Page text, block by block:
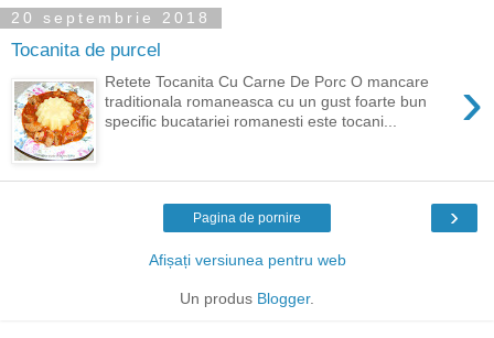
20 septembrie 2018
Tocanita de purcel
›
Retete Tocanita Cu Carne De Porc O mancare
traditionala romaneasca cu un gust foarte bun
specific bucatariei romanesti este tocani...
›
Pagina de pornire
Afișați versiunea pentru web
Un produs Blogger.